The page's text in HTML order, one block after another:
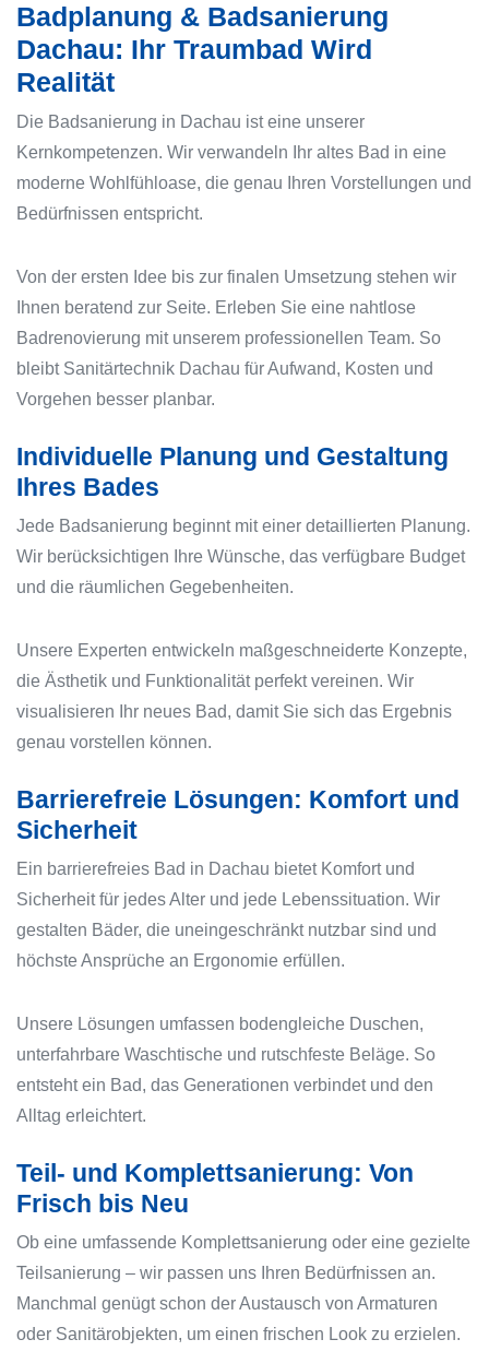
Badplanung & Badsanierung
Dachau: Ihr Traumbad Wird
Realität
Die Badsanierung in Dachau ist eine unserer
Kernkompetenzen. Wir verwandeln Ihr altes Bad in eine
moderne Wohlfühloase, die genau Ihren Vorstellungen und
Bedürfnissen entspricht.
Von der ersten Idee bis zur finalen Umsetzung stehen wir
Ihnen beratend zur Seite. Erleben Sie eine nahtlose
Badrenovierung mit unserem professionellen Team. So
bleibt Sanitärtechnik Dachau für Aufwand, Kosten und
Vorgehen besser planbar.
Individuelle Planung und Gestaltung
Ihres Bades
Jede Badsanierung beginnt mit einer detaillierten Planung.
Wir berücksichtigen Ihre Wünsche, das verfügbare Budget
und die räumlichen Gegebenheiten.
Unsere Experten entwickeln maßgeschneiderte Konzepte,
die Ästhetik und Funktionalität perfekt vereinen. Wir
visualisieren Ihr neues Bad, damit Sie sich das Ergebnis
genau vorstellen können.
Barrierefreie Lösungen: Komfort und
Sicherheit
Ein barrierefreies Bad in Dachau bietet Komfort und
Sicherheit für jedes Alter und jede Lebenssituation. Wir
gestalten Bäder, die uneingeschränkt nutzbar sind und
höchste Ansprüche an Ergonomie erfüllen.
Unsere Lösungen umfassen bodengleiche Duschen,
unterfahrbare Waschtische und rutschfeste Beläge. So
entsteht ein Bad, das Generationen verbindet und den
Alltag erleichtert.
Teil- und Komplettsanierung: Von
Frisch bis Neu
Ob eine umfassende Komplettsanierung oder eine gezielte
Teilsanierung – wir passen uns Ihren Bedürfnissen an.
Manchmal genügt schon der Austausch von Armaturen
oder Sanitärobjekten, um einen frischen Look zu erzielen.